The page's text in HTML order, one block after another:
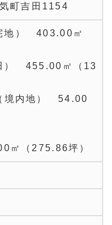
町吉田1154
地） 403.00㎡
） 455.00㎡（13
境内地） 54.00
㎡（275.86坪）